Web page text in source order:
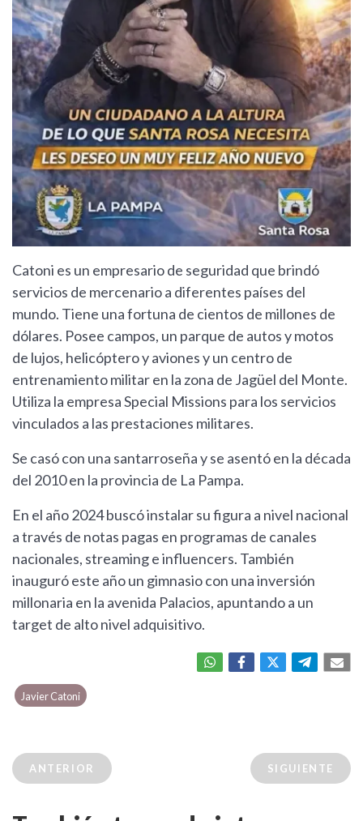
Catoni es un empresario de seguridad que brindó
servicios de mercenario a diferentes países del
mundo. Tiene una fortuna de cientos de millones de
dólares. Posee campos, un parque de autos y motos
de lujos, helicóptero y aviones y un centro de
entrenamiento militar en la zona de Jagüel del Monte.
Utiliza la empresa Special Missions para los servicios
vinculados a las prestaciones militares.
Se casó con una santarroseña y se asentó en la década
del 2010 en la provincia de La Pampa.
En el año 2024 buscó instalar su figura a nivel nacional
a través de notas pagas en programas de canales
nacionales, streaming e influencers. También
inauguró este año un gimnasio con una inversión
millonaria en la avenida Palacios, apuntando a un
target de alto nivel adquisitivo.
Javier Catoni
ANTERIOR SIGUIENTE